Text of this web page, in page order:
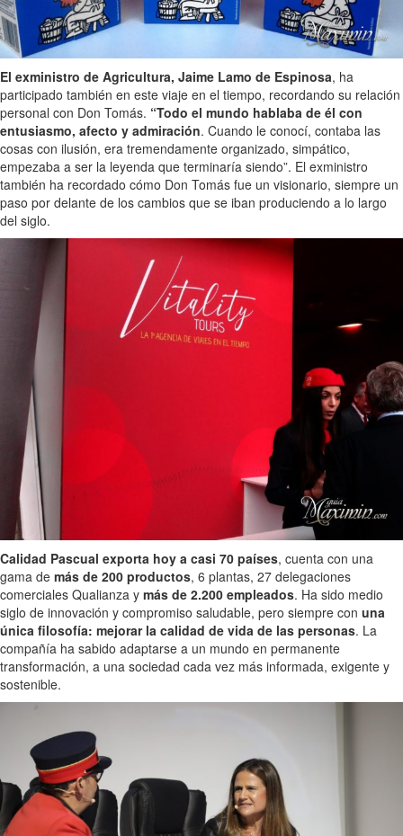
El exministro de Agricultura, Jaime Lamo de Espinosa, ha
participado también en este viaje en el tiempo, recordando su relación
personal con Don Tomás. “Todo el mundo hablaba de él con
entusiasmo, afecto y admiración. Cuando le conocí, contaba las
cosas con ilusión, era tremendamente organizado, simpático,
empezaba a ser la leyenda que terminaría siendo”. El exministro
también ha recordado cómo Don Tomás fue un visionario, siempre un
paso por delante de los cambios que se iban produciendo a lo largo
del siglo.
Calidad Pascual exporta hoy a casi 70 países, cuenta con una
gama de más de 200 productos, 6 plantas, 27 delegaciones
comerciales Qualianza y más de 2.200 empleados. Ha sido medio
siglo de innovación y compromiso saludable, pero siempre con una
única filosofía: mejorar la calidad de vida de las personas. La
compañía ha sabido adaptarse a un mundo en permanente
transformación, a una sociedad cada vez más informada, exigente y
sostenible.